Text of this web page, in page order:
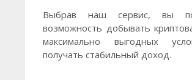
Выбрав наш сервис, вы
возможность добывать
максимально выгодных
получать стабильный доход.